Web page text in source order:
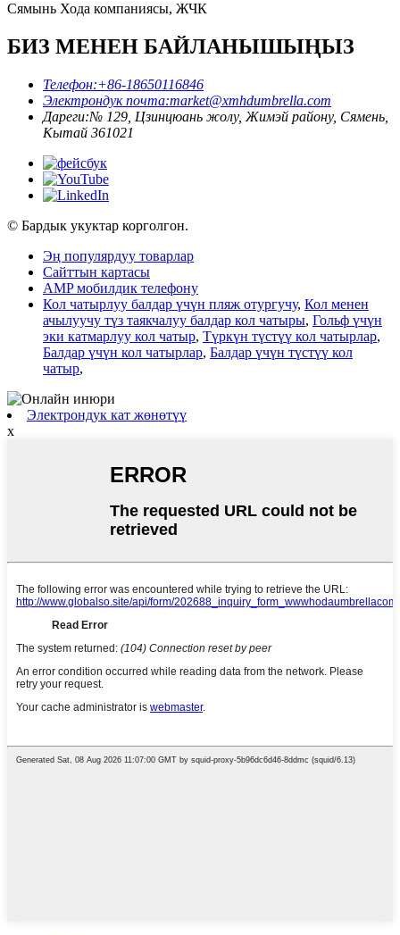
Сямынь Хода компаниясы, ЖЧК
БИЗ МЕНЕН БАЙЛАНЫШЫҢЫЗ
Телефон:+86-18650116846
Электрондук почта:market@xmhdumbrella.com
Дареги:№ 129, Цзинцюань жолу, Жимэй району, Сямень,
Кытай 361021
© Бардык укуктар корголгон.
Эң популярдуу товарлар
Сайттын картасы
AMP мобилдик телефону
Кол чатырлуу балдар үчүн пляж отургучу, Кол менен
ачылуучу түз таякчалуу балдар кол чатыры, Гольф үчүн
эки катмарлуу кол чатыр, Түркүн түстүү кол чатырлар,
Балдар үчүн кол чатырлар, Балдар үчүн түстүү кол
чатыр,
Электрондук кат жөнөтүү
x